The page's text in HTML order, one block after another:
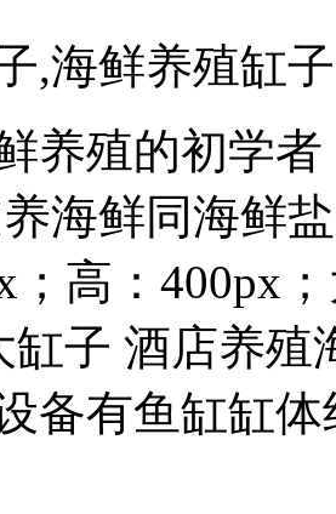
,海鲜养殖缸
养殖的初学
海鲜同海鲜
；高：400px
缸子 酒店养
备有鱼缸缸